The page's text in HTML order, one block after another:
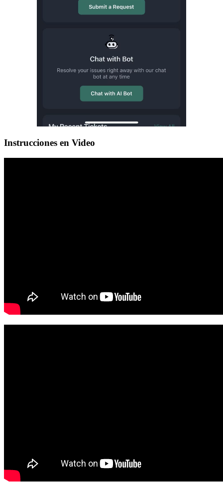
Instrucciones en Video